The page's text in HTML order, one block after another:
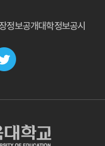
정보공개대학정보공시
)
(새 창 열림)